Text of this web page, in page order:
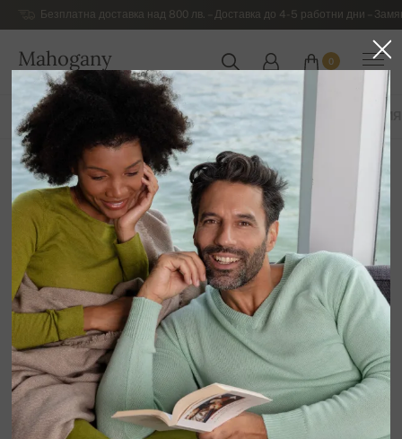
Безплатна доставка над 800 лв. – Доставка до 4-5 работни дни –
Mahogany
БЪЛГАРИЯ
0
С обло деколте
12 Сортирай по Филтър
ВСИЧКИ ПРОДУКТИ ПРОЛЕТ / ЛЯТО ЕКСКЛУЗИВНА